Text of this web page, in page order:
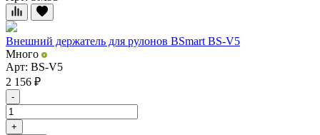
Внешний держатель для рулонов BSmart BS-V5
Много
Арт: BS-V5
2 156 ₽
-
+